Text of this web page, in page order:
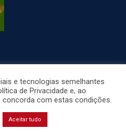
os Direitos Reservados.
porJSWEBMIDIA
e tecnologias semelhantes
de Privacidade e, ao
concorda com estas condições.
Aceitar tudo